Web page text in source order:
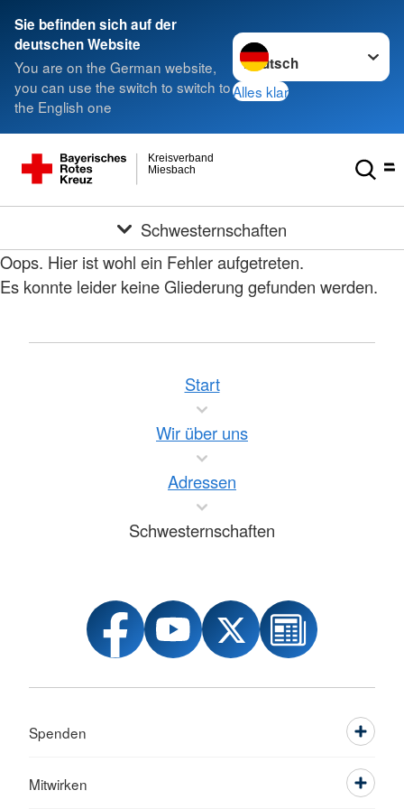
Sie befinden sich auf der
deutschen Website
You are on the German website,
you can use the switch to switch to
the English one
Sprache wechseln zu
Alles klar
Miesbach
Kreisverband
Schwesternschaften
Oops. Hier ist wohl ein Fehler aufgetreten.
Es konnte leider keine Gliederung gefunden werden.
Start
Wir über uns
Adressen
Schwesternschaften
Spenden
Mitwirken